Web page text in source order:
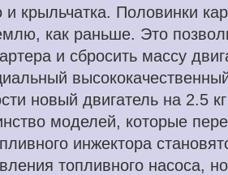
крыльчатка. Половинки
как раньше. Это
и сбросить массу
новый двигатель на 2.5
моделей, которые
инжектора
топливного насоса,